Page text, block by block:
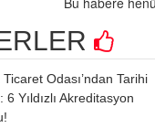
Odası’ndan Tarihi
6 Yıldızlı Akreditasyon